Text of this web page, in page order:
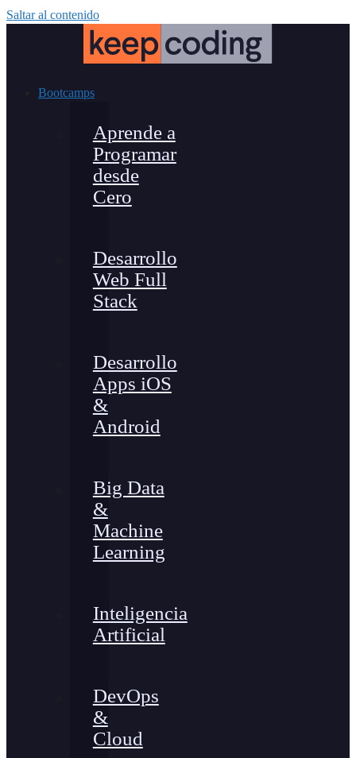
Saltar al contenido
Bootcamps
Aprende a
Programar
desde
Cero
Desarrollo
Web Full
Stack
Desarrollo
Apps iOS
&
Android
Big Data
&
Machine
Learning
Inteligencia
Artificial
DevOps
&
Cloud